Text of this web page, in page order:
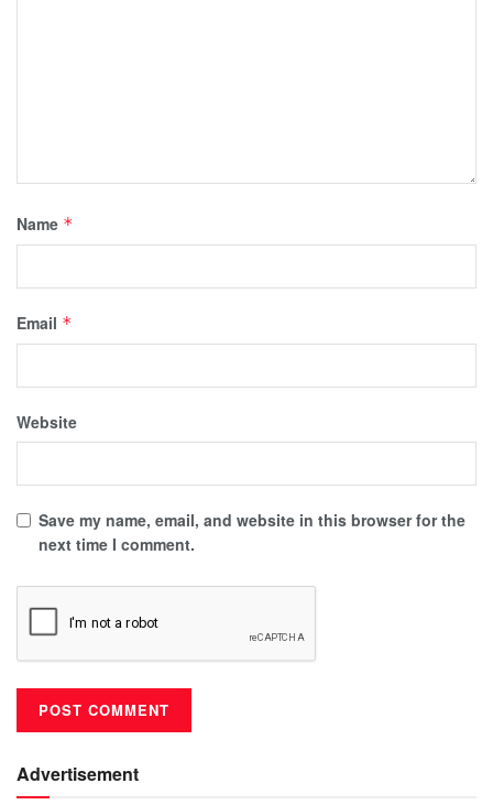
Name *
Email *
Website
Save my name, email, and website in this browser for the
next time I comment.
Advertisement